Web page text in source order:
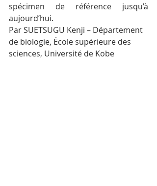
spécimen de référence jusqu’à
aujourd’hui.
Par SUETSUGU Kenji – Département
de biologie, École supérieure des
sciences, Université de Kobe